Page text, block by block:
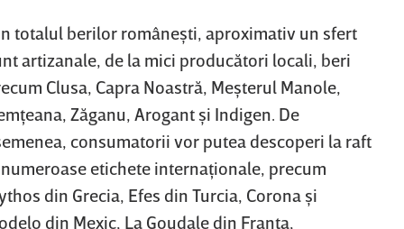
totalul berilor româneşti, aproximativ un sfert
artizanale, de la mici producători locali, beri
Clusa, Capra Noastră, Meşterul Manole,
Zăganu, Arogant şi Indigen. De
consumatorii vor putea descoperi la raft
etichete internaţionale, precum
din Grecia, Efes din Turcia, Corona şi
din Mexic, La Goudale din Franţa,